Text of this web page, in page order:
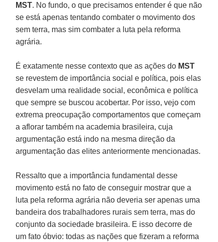
MST. No fundo, o que precisamos entender é que não
se está apenas tentando combater o movimento dos
sem terra, mas sim combater a luta pela reforma
agrária.
É exatamente nesse contexto que as ações do MST
se revestem de importância social e política, pois elas
desvelam uma realidade social, econômica e política
que sempre se buscou acobertar. Por isso, vejo com
extrema preocupação comportamentos que começam
a aflorar também na academia brasileira, cuja
argumentação está indo na mesma direção da
argumentação das elites anteriormente mencionadas.
Ressalto que a importância fundamental desse
movimento está no fato de conseguir mostrar que a
luta pela reforma agrária não deveria ser apenas uma
bandeira dos trabalhadores rurais sem terra, mas do
conjunto da sociedade brasileira. E isso decorre de
um fato óbvio: todas as nações que fizeram a reforma